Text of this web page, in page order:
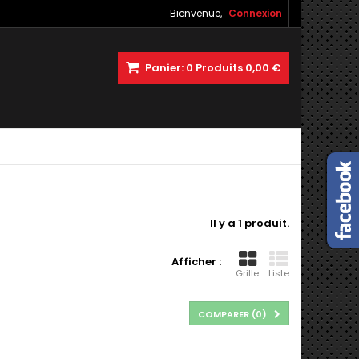
Bienvenue, Connexion
Panier: 0 Produits 0,00 €
Il y a 1 produit.
Afficher :
Grille Liste
COMPARER (0)